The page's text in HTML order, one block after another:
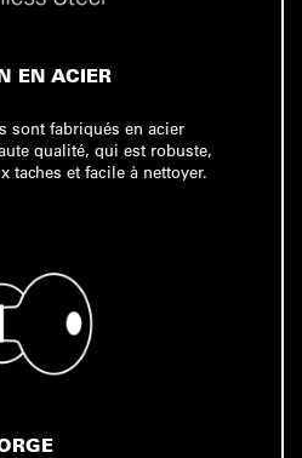
EN ACIER
sont fabriqués en acier
qualité, qui est robuste,
taches et facile à nettoyer.